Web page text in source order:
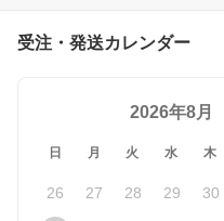
【メール
受注・発送カレンダー
2026年8月
日 月 火 水 木
26 27 28 29 30